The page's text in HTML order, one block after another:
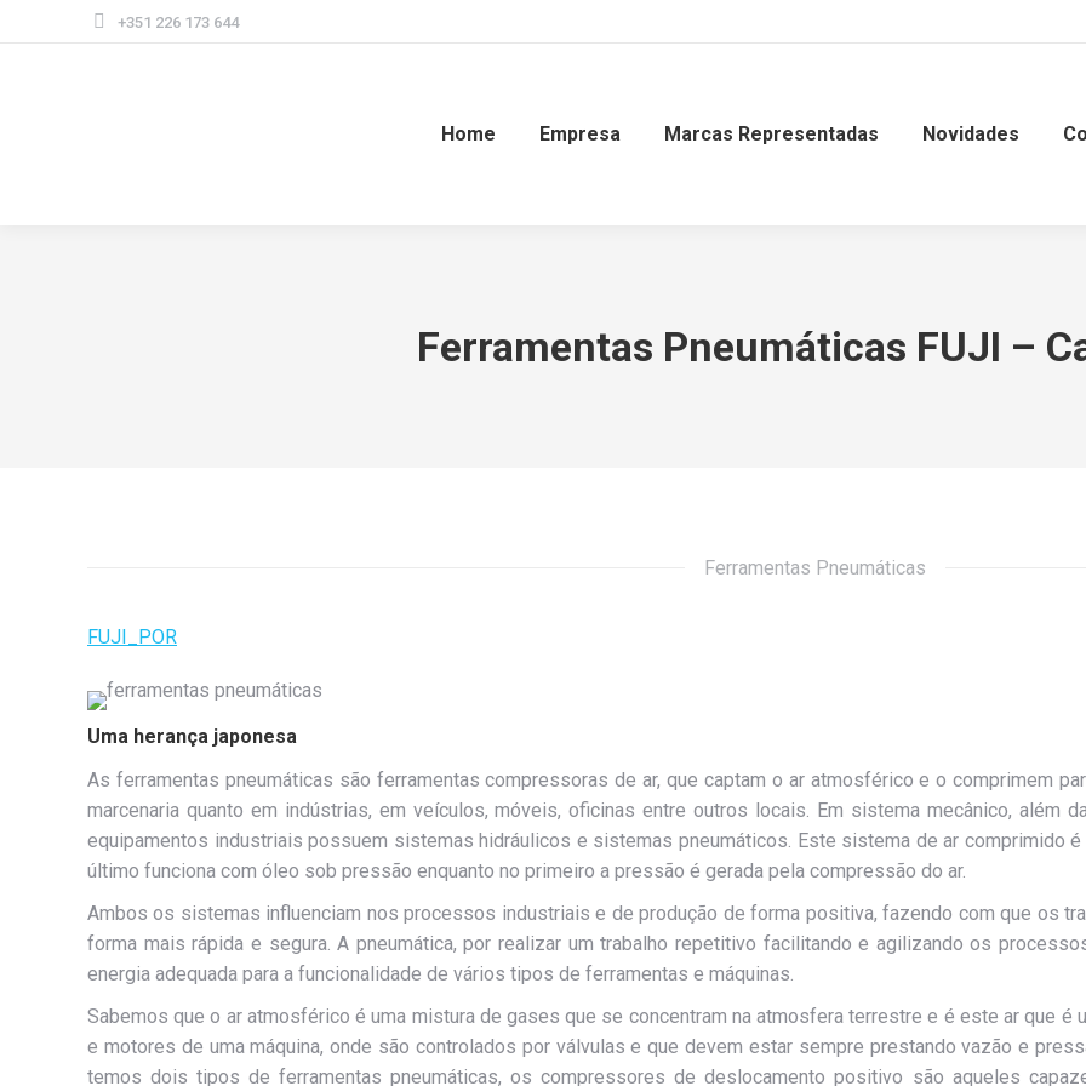
+351 226 173 644
Home Empresa Marcas Representadas Novidades
Ferramentas Pneumáticas FUJI –
Ferramentas Pneumáticas
FUJI_POR
Uma herança japonesa
As ferramentas pneumáticas são ferramentas compressoras de ar, que captam o ar atmosférico e o comprimem
marcenaria quanto em indústrias, em veículos, móveis, oficinas entre outros locais. Em sistema mecânico, além
equipamentos industriais possuem sistemas hidráulicos e sistemas pneumáticos. Este sistema de ar comprimido
último funciona com óleo sob pressão enquanto no primeiro a pressão é gerada pela compressão do ar.
Ambos os sistemas influenciam nos processos industriais e de produção de forma positiva, fazendo com que os
forma mais rápida e segura. A pneumática, por realizar um trabalho repetitivo facilitando e agilizando os
energia adequada para a funcionalidade de vários tipos de ferramentas e máquinas.
Sabemos que o ar atmosférico é uma mistura de gases que se concentram na atmosfera terrestre e é este ar que
e motores de uma máquina, onde são controlados por válvulas e que devem estar sempre prestando vazão e
temos dois tipos de ferramentas pneumáticas, os compressores de deslocamento positivo são aqueles